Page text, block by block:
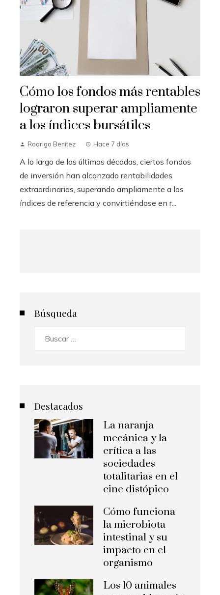
Cómo los fondos más rentables
lograron superar ampliamente
a los índices bursátiles
Rodrigo Benítez Hace 7 días
A lo largo de las últimas décadas, ciertos fondos
de inversión han alcanzado rentabilidades
extraordinarias, superando ampliamente a los
índices de referencia y convirtiéndose en r...
Búsqueda
Destacados
La naranja
mecánica y la
crítica a las
sociedades
totalitarias en el
cine distópico
Cómo funciona
la microbiota
intestinal y su
impacto en el
organismo
Los 10 animales